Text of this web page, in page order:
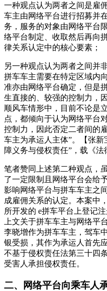
一种观点认为两者之间是雇
车主由网络平台进行招募并
务，服务的对象由网络平台
络平台制定、收取然后再向
律关系认定中的核心要素；
另一种观点认为两者之间并
拼车车主需要在特定区域内
准亦由网络平台确定，但是
生直接的、较强的控制力，
顺风车情形中，目前不论是
点，都倾向于认为网络平台
控制力，因此否定二者间的
车主为承运人主体”。【张
障义务与侵权责任”，载《法
笔者赞同上述第二种观点，
了一定限制且网络平台会给
影响网络平台与拼车车主之
成雇佣关系的认定。本案中
所开发的 e拼车平台上登记
上文关于拼车车主与网络平
李晓增作为拼车车主，驾车
银受损，其作为承运人首先
不基于侵权责任法第三十四
受害人承担侵权责任。
二、网络平台向乘车人